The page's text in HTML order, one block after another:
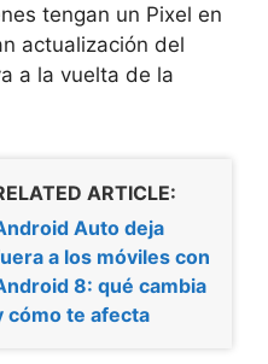
tengan un Pixel en
actualización del
a la vuelta de la
ARTICLE:
Auto deja
a los móviles con
8: qué cambia
cómo te afecta